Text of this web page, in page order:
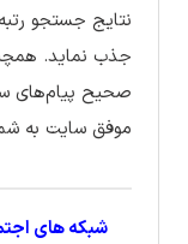
نتایج جستجو
جذب نماید.
صحیح پیام‌های
موفق سایت به
شبکه های